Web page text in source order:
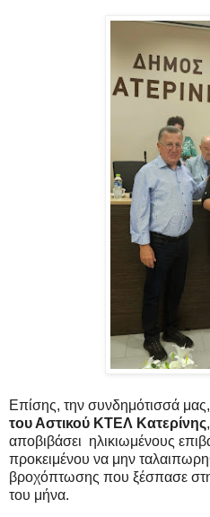
Επίσης, την συνδημότισσά μας,
του Αστικού ΚΤΕΛ Κατερίνης
αποβιβάσει ηλικιωμένους
προκειμένου να μην
βροχόπτωσης που ξέσπασε
του μήνα.